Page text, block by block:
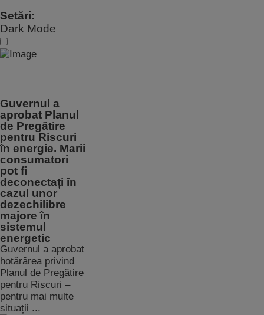
Setări:
Dark Mode
Guvernul a
aprobat Planul
de Pregătire
pentru Riscuri
în energie. Marii
consumatori
pot fi
deconectați în
cazul unor
dezechilibre
majore în
sistemul
energetic
Guvernul a aprobat
hotărârea privind
Planul de Pregătire
pentru Riscuri –
pentru mai multe
situații ...